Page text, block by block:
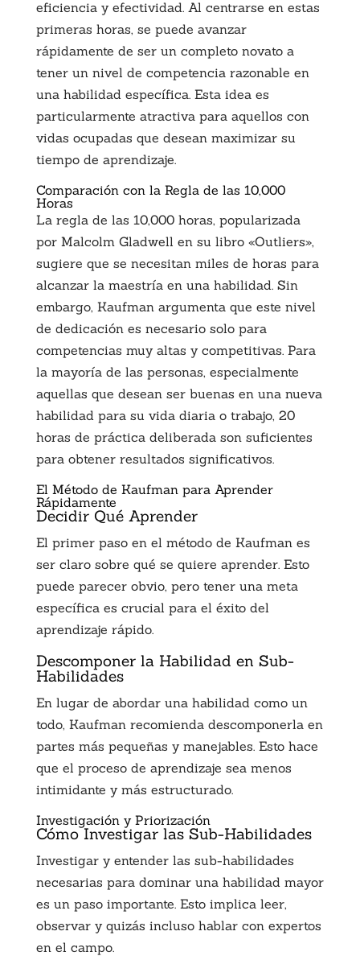
eficiencia y efectividad. Al centrarse en estas
primeras horas, se puede avanzar
rápidamente de ser un completo novato a
tener un nivel de competencia razonable en
una habilidad específica. Esta idea es
particularmente atractiva para aquellos con
vidas ocupadas que desean maximizar su
tiempo de aprendizaje.
Comparación con la Regla de las 10,000
Horas
La regla de las 10,000 horas, popularizada
por Malcolm Gladwell en su libro «Outliers»,
sugiere que se necesitan miles de horas para
alcanzar la maestría en una habilidad. Sin
embargo, Kaufman argumenta que este nivel
de dedicación es necesario solo para
competencias muy altas y competitivas. Para
la mayoría de las personas, especialmente
aquellas que desean ser buenas en una nueva
habilidad para su vida diaria o trabajo, 20
horas de práctica deliberada son suficientes
para obtener resultados significativos.
El Método de Kaufman para Aprender
Rápidamente
Decidir Qué Aprender
El primer paso en el método de Kaufman es
ser claro sobre qué se quiere aprender. Esto
puede parecer obvio, pero tener una meta
específica es crucial para el éxito del
aprendizaje rápido.
Descomponer la Habilidad en Sub-
Habilidades
En lugar de abordar una habilidad como un
todo, Kaufman recomienda descomponerla en
partes más pequeñas y manejables. Esto hace
que el proceso de aprendizaje sea menos
intimidante y más estructurado.
Investigación y Priorización
Cómo Investigar las Sub-Habilidades
Investigar y entender las sub-habilidades
necesarias para dominar una habilidad mayor
es un paso importante. Esto implica leer,
observar y quizás incluso hablar con expertos
en el campo.